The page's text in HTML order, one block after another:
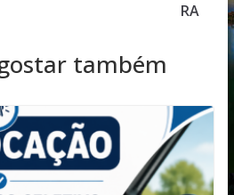
RA
também